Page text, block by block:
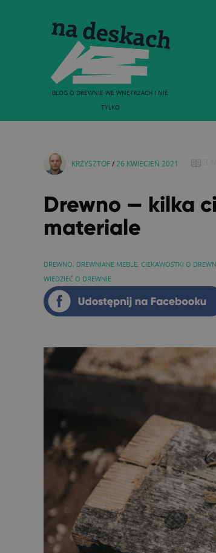
BLOG O DREWNIE WE WNĘTRZACH I NIE
TYLKO
KRZYSZTOF/ 26 KWIECIEŃ 2021
Drewno — kilka
materiale
DREWNO, DREWNIANE MEBLE, CIEKAWOSTKI O
WIEDZIEĆ O DREWNIE